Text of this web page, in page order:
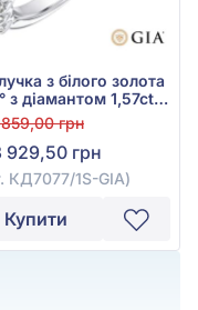
з білого золота
з діамантом 1,57ct,
КД7077/1S-GIA
грн
929,50 грн
КД7077/1S-GIA)
Купити